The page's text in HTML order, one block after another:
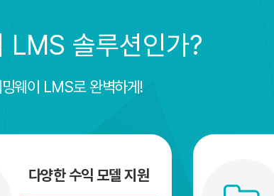
LMS 솔루션인가?
웨이 LMS로 완벽하게!
다양한 수익 모델 지원